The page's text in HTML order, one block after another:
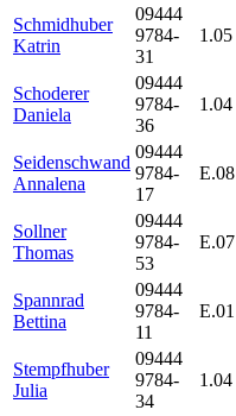
Schmidhuber
Katrin
09444
9784-
31
1.05
Schoderer
Daniela
09444
9784-
36
1.04
Seidenschwand
Annalena
09444
9784-
17
E.08
Sollner
Thomas
09444
9784-
53
E.07
Spannrad
Bettina
09444
9784-
11
E.01
Stempfhuber
Julia
09444
9784-
34
1.04